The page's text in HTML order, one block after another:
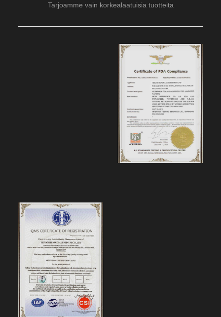
Tarjoamme vain korkealaatuisia tuotteita